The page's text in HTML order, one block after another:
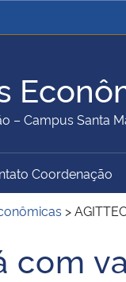
da Justiça e
da Educação
do Turismo
de Segurança
– Campus Santa
Coordenação
>
com